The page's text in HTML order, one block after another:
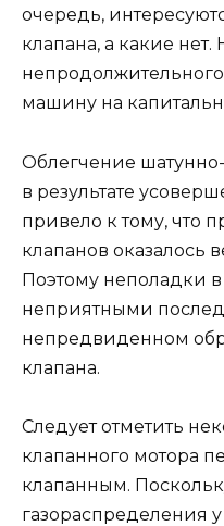
очередь,
клапана, а какие
машину на
Облегчение
в результате
привело к тому, что
клапанов оказалось
Поэтому неполадки
неприятными
непредвиденном
клапана.
Следует отметить
клапанного мотора
клапанным.
газораспределения